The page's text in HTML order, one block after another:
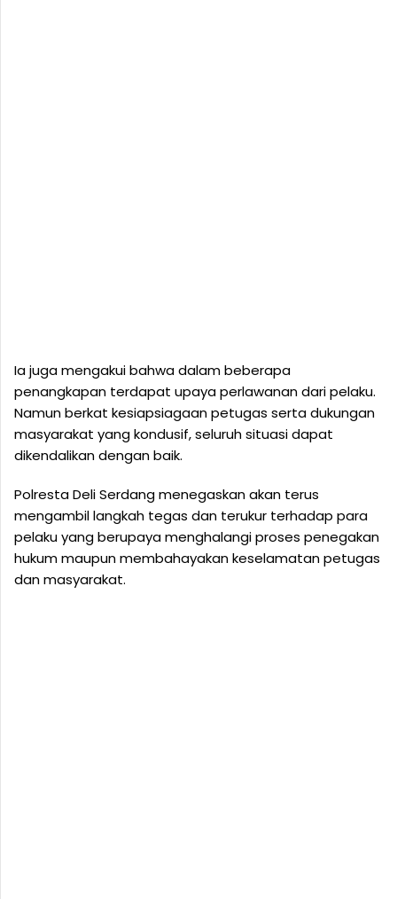
Ia juga mengakui bahwa dalam beberapa
penangkapan terdapat upaya perlawanan dari pelaku.
Namun berkat kesiapsiagaan petugas serta dukungan
masyarakat yang kondusif, seluruh situasi dapat
dikendalikan dengan baik.
Polresta Deli Serdang menegaskan akan terus
mengambil langkah tegas dan terukur terhadap para
pelaku yang berupaya menghalangi proses penegakan
hukum maupun membahayakan keselamatan petugas
dan masyarakat.